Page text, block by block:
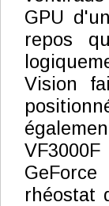
GPU
repos
Vision
rhéostat